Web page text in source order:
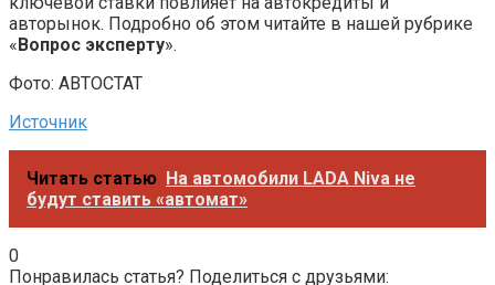
авторынок. Подробно об этом читайте в нашей рубрике
«Вопрос эксперту».
Фото: АВТОСТАТ
Источник
Читать статью На автомобили LADA Niva не
будут ставить «автомат»
0
Понравилась статья? Поделиться с друзьями: